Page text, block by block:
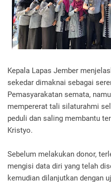
Kepala Lapas Jember
sekedar dimaknai sebagai
Pemasyarakatan semata,
mempererat tali silaturahmi
peduli dan saling membantu
Kristyo.
Sebelum melakukan donor,
mengisi data diri yang telah
kemudian dilanjutkan dengan